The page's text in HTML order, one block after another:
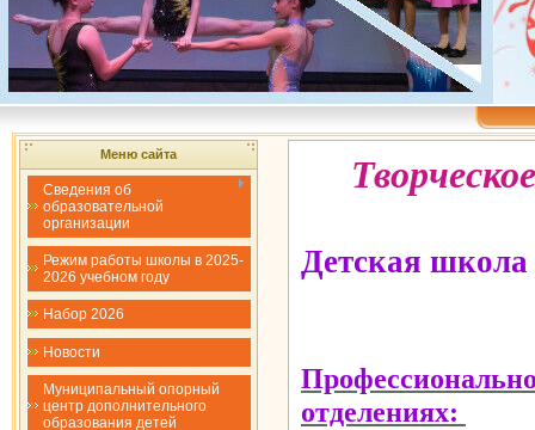
Меню сайта
Сведения об
образовательной
организации
Режим работы школы в 2025-
2026 учебном году
Набор 2026
Новости
Муниципальный опорный
центр дополнительного
образования детей
Детская
отделениях: